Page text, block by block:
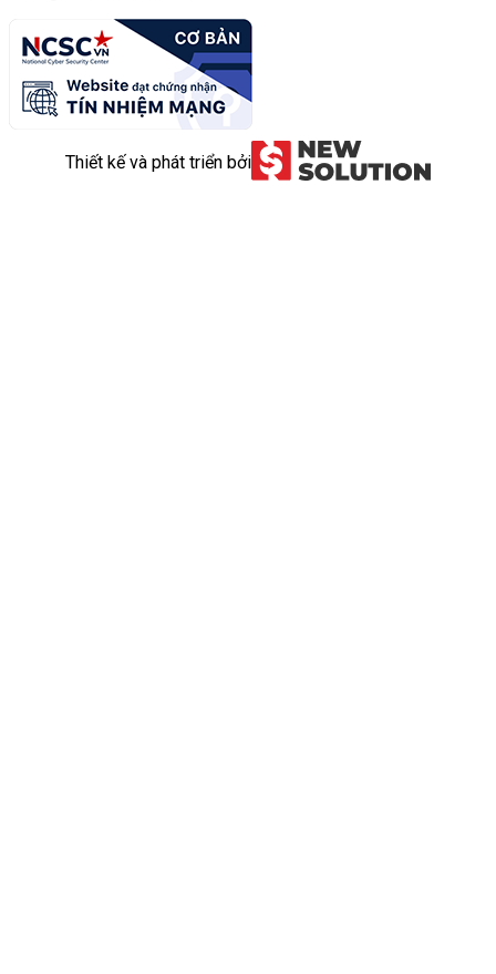
Thiết kế và phát triển bởi